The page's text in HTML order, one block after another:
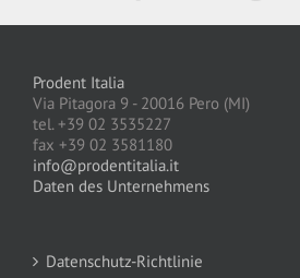
Prodent Italia
Via Pitagora 9 - 20016 Pero (MI)
tel. +39 02 3535227
fax +39 02 3581180
info@prodentitalia.it
Daten des Unternehmens
Datenschutz-Richtlinie